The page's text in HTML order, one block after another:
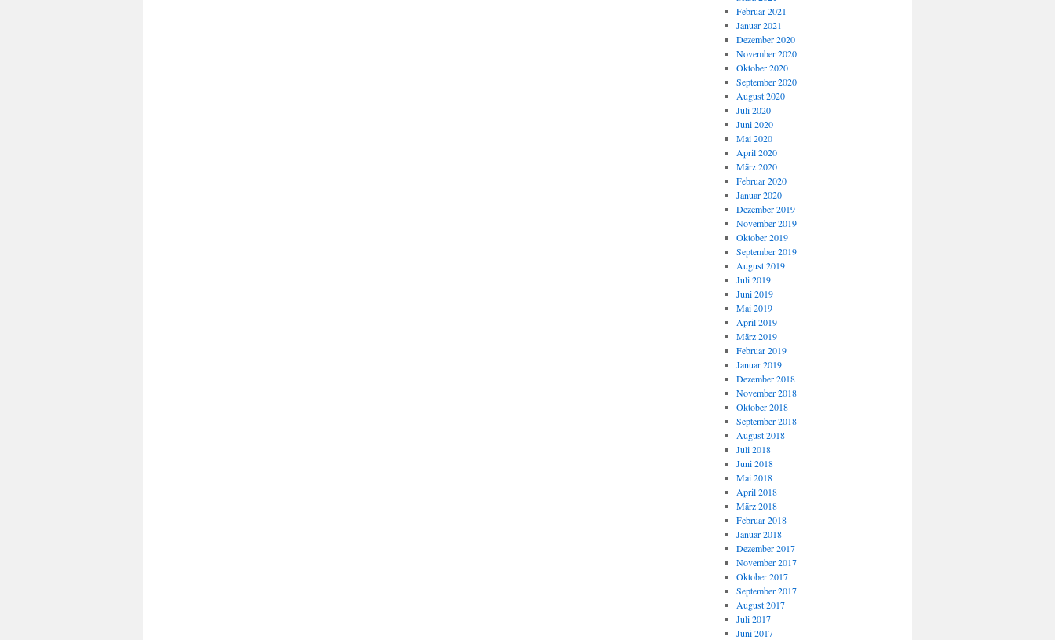
Februar 2021
Januar 2021
Dezember 2020
November 2020
Oktober 2020
September 2020
August 2020
Juli 2020
Juni 2020
Mai 2020
April 2020
März 2020
Februar 2020
Januar 2020
Dezember 2019
November 2019
Oktober 2019
September 2019
August 2019
Juli 2019
Juni 2019
Mai 2019
April 2019
März 2019
Februar 2019
Januar 2019
Dezember 2018
November 2018
Oktober 2018
September 2018
August 2018
Juli 2018
Juni 2018
Mai 2018
April 2018
März 2018
Februar 2018
Januar 2018
Dezember 2017
November 2017
Oktober 2017
September 2017
August 2017
Juli 2017
Juni 2017